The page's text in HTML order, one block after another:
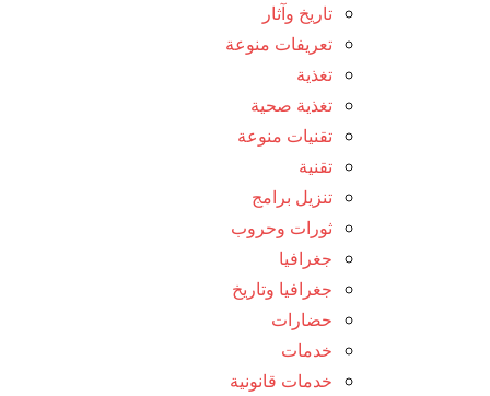
تاريخ وآثار
تعريفات منوعة
تغذية
تغذية صحية
تقنيات منوعة
تقنية
تنزيل برامج
ثورات وحروب
جغرافيا
جغرافيا وتاريخ
حضارات
خدمات
خدمات قانونية